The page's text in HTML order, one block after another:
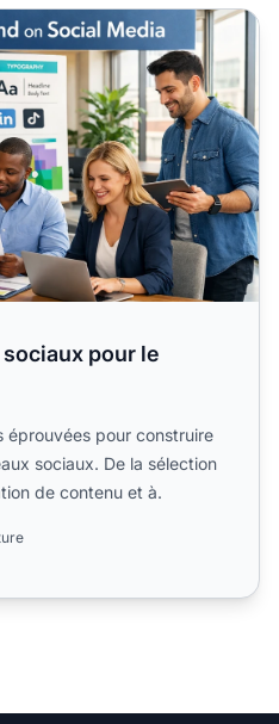
pour le branding
pour le
éprouvées pour construire
sociaux. De la sélection
de contenu et à.